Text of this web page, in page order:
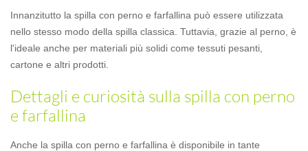
Innanzitutto la spilla con perno e farfallina può essere utilizzata
nello stesso modo della spilla classica. Tuttavia, grazie al perno, è
l'ideale anche per materiali più solidi come tessuti pesanti,
cartone e altri prodotti.
Dettagli e curiosità sulla spilla con perno
e farfallina
Anche la spilla con perno e farfallina è disponibile in tante